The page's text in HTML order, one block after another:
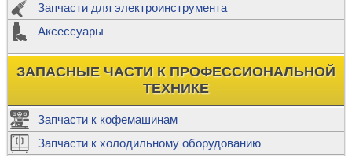
Запчасти для электроинструмента
Аксессуары
ЗАПАСНЫЕ ЧАСТИ К ПРОФЕССИОНАЛЬНОЙ
ТЕХНИКЕ
Запчасти к кофемашинам
Запчасти к холодильному оборудованию